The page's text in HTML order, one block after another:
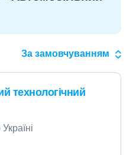
За замовчуванням
технологічний